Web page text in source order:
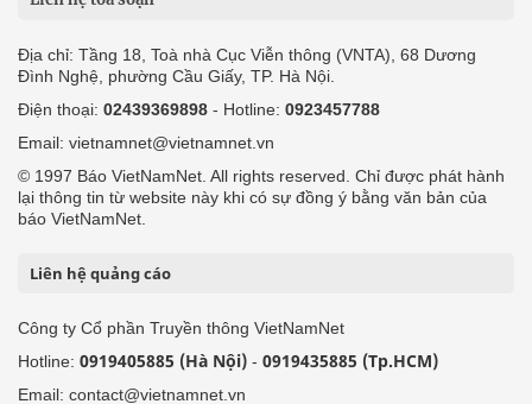
Địa chỉ: Tầng 18, Toà nhà Cục Viễn thông (VNTA), 68 Dương
Đình Nghệ, phường Cầu Giấy, TP. Hà Nội.
Điện thoại: 02439369898 - Hotline: 0923457788
Email: vietnamnet@vietnamnet.vn
© 1997 Báo VietNamNet. All rights reserved. Chỉ được phát hành
lại thông tin từ website này khi có sự đồng ý bằng văn bản của
báo VietNamNet.
Liên hệ quảng cáo
Công ty Cổ phần Truyền thông VietNamNet
Hotline: 0919405885 (Hà Nội) - 0919435885 (Tp.HCM)
Email: contact@vietnamnet.vn